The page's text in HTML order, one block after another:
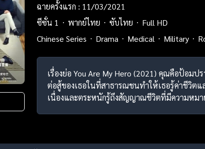
ฉายครั้งแรก : 11/03/2021
ซีซั่น 1
พากย์ไทย ซับไทย
Full HD
Chinese Series
Drama Medical Military
เรื่องย่อ You Are My Hero (2021) คุณคือป้อม
ต่อสู้ของเธอในที่สาธารณชนทำให้เธอรู้ค่าชีวิตแ
เนื่องและตระหนักรู้ถึงสัญญาณชีวิตที่มีความหมา